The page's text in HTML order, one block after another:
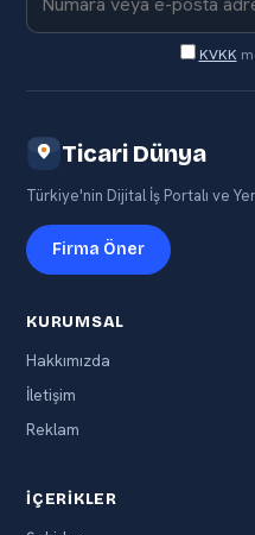
KVKK
Ticari Dünya
Türkiye'nin Dijital İş Portalı ve
Firma Öner
KURUMSAL
Hakkımızda
İletişim
Reklam
İÇERIKLER